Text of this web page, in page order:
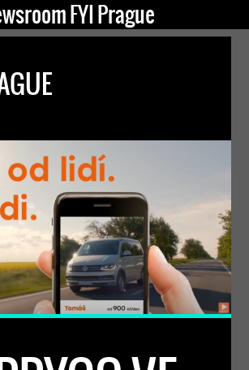
FYI Prague